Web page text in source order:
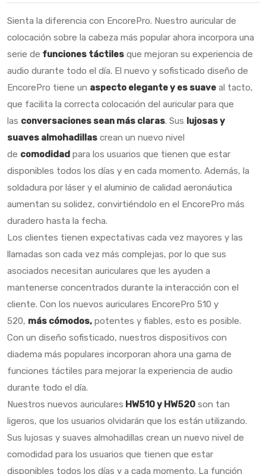
Sienta la diferencia con EncorePro. Nuestro auricular de
colocación sobre la cabeza más popular ahora incorpora una
serie de funciones táctiles que mejoran su experiencia de
audio durante todo el día. El nuevo y sofisticado diseño de
EncorePro tiene un aspecto elegante y es suave al tacto,
que facilita la correcta colocación del auricular para que
las conversaciones sean más claras. Sus lujosas y
suaves almohadillas crean un nuevo nivel
de comodidad para los usuarios que tienen que estar
disponibles todos los días y en cada momento. Además, la
soldadura por láser y el aluminio de calidad aeronáutica
aumentan su solidez, convirtiéndolo en el EncorePro más
duradero hasta la fecha.
Los clientes tienen expectativas cada vez mayores y las
llamadas son cada vez más complejas, por lo que sus
asociados necesitan auriculares que les ayuden a
mantenerse concentrados durante la interacción con el
cliente. Con los nuevos auriculares EncorePro 510 y
520, más cómodos, potentes y fiables, esto es posible.
Con un diseño sofisticado, nuestros dispositivos con
diadema más populares incorporan ahora una gama de
funciones táctiles para mejorar la experiencia de audio
durante todo el día.
Nuestros nuevos auriculares HW510 y HW520 son tan
ligeros, que los usuarios olvidarán que los están utilizando.
Sus lujosas y suaves almohadillas crean un nuevo nivel de
comodidad para los usuarios que tienen que estar
disponibles todos los días y a cada momento. La función